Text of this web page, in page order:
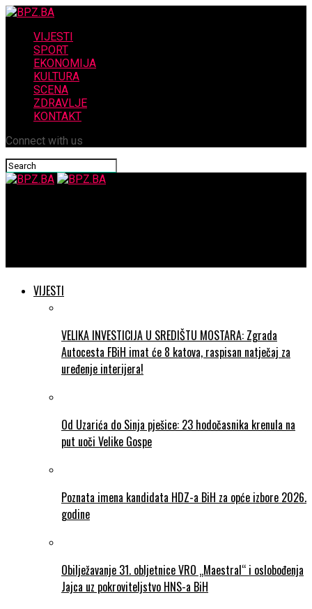
VIJESTI
SPORT
EKONOMIJA
KULTURA
SCENA
ZDRAVLJE
KONTAKT
Connect with us
VIJESTI
VELIKA INVESTICIJA U SREDIŠTU MOSTARA: Zgrada
Autocesta FBiH imat će 8 katova, raspisan natječaj za
uređenje interijera!
Od Uzarića do Sinja pješice: 23 hodočasnika krenula na
put uoči Velike Gospe
Poznata imena kandidata HDZ-a BiH za opće izbore 2026.
godine
Obilježavanje 31. obljetnice VRO „Maestral“ i oslobođenja
Jajca uz pokroviteljstvo HNS-a BiH